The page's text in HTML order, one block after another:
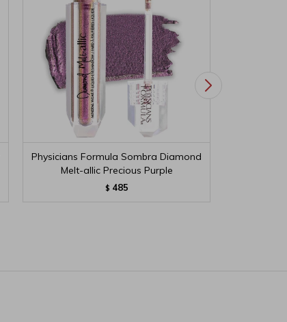
Physicians Formula Sombra Diamond
Melt-allic Precious Purple
$ 485